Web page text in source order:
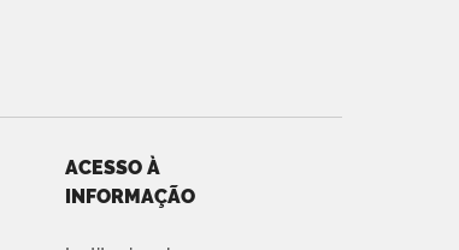
ACESSO À
INFORMAÇÃO